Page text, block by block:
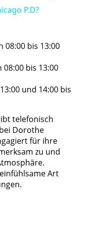
P.D?
08:00 bis 13:00
bis 13:00
und 14:00 bis
telefonisch
Dorothe
für ihre
zu und
Art